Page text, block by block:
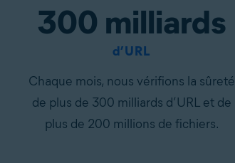
300 milliards
d’URL
Chaque mois, nous vérifions la sûreté
de plus de 300 milliards d’URL et de
plus de 200 millions de fichiers.